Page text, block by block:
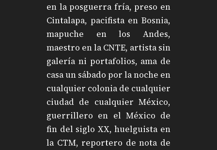
en la posguerra fría, preso en
Cintalapa, pacifista en Bosnia,
mapuche en los Andes,
maestro en la CNTE, artista sin
galería ni portafolios, ama de
casa un sábado por la noche en
cualquier colonia de cualquier
ciudad de cualquier México,
guerrillero en el México de
fin del siglo XX, huelguista en
la CTM, reportero de nota de